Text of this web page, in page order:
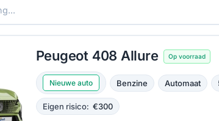
Peugeot 408 Allure Op voorraad
Nieuwe auto Benzine Automaat
Eigen risico: €300